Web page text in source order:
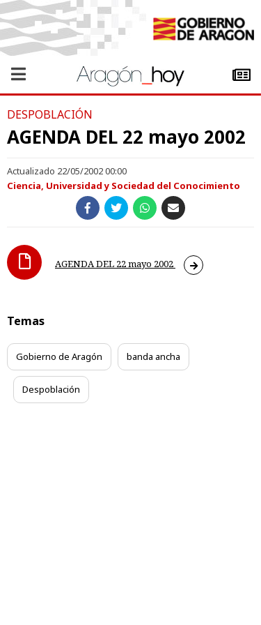
DESPOBLACIÓN
AGENDA DEL 22 mayo 2002
Actualizado 22/05/2002 00:00
Ciencia, Universidad y Sociedad del Conocimiento
AGENDA DEL 22 mayo 2002
Temas
Gobierno de Aragón banda ancha
Despoblación